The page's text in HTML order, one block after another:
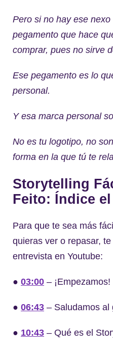
Pero si no hay ese
pegamento que hace
comprar, pues no sirve
Ese pegamento es lo
personal.
Y esa marca personal
No es tu logotipo, no
forma en la que tú te
Storytelling
Feito: Índice
Para que te sea más
quieras ver o repasar,
entrevista en Youtube:
● 03:00 – ¡Empezamos!
● 06:43 – Saludamos al
● 10:43 – Qué es el